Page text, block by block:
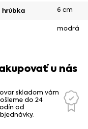
hrúbka 6 cm
modrá
u nás
skladom vám
do 24
od